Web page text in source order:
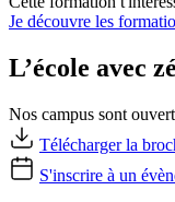
Je découvre les
L’école avec
Nos campus sont
Télécharger la
S'inscrire à un